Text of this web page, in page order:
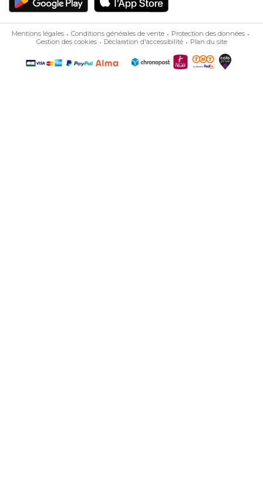
Mentions légales Conditions générales de vente
Protection des données
Gestion des cookies
Déclaration d'accessibilité Plan du site